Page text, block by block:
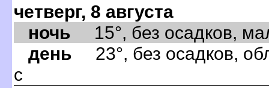
четверг, 8 августа
ночь 15°, без осадков,
день 23°, без осадков,
с